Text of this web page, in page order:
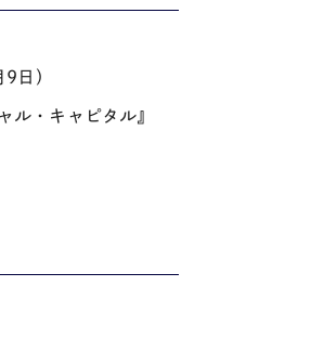
日）
ル・キャピタル』